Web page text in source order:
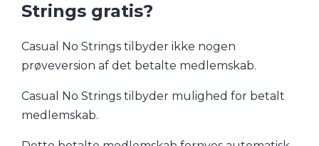
Strings gratis?
Casual No Strings tilbyder ikke nogen
prøveversion af det betalte medlemskab.
Casual No Strings tilbyder mulighed for betalt
medlemskab.